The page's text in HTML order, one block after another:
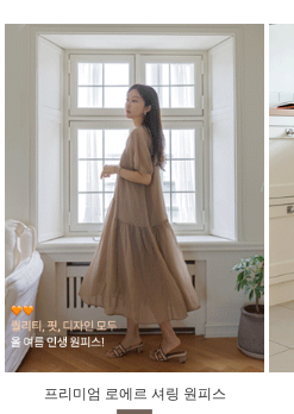
프리미엄 로에르 셔링 원피스